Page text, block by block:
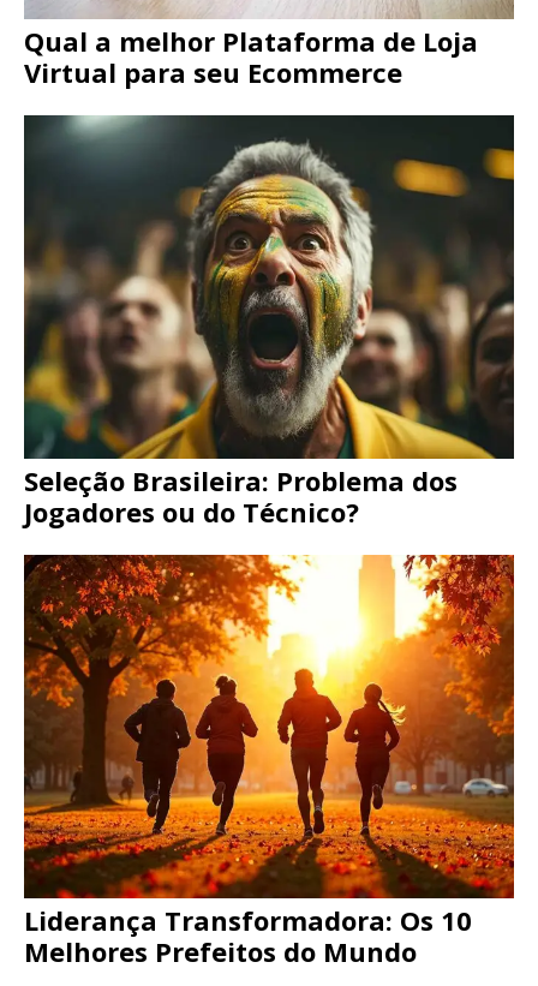
Qual a melhor Plataforma de Loja
Virtual para seu Ecommerce
Seleção Brasileira: Problema dos
Jogadores ou do Técnico?
Liderança Transformadora: Os 10
Melhores Prefeitos do Mundo